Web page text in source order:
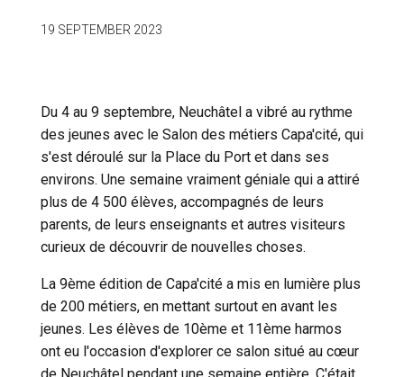
19 SEPTEMBER 2023
Du 4 au 9 septembre, Neuchâtel a vibré au rythme
des jeunes avec le Salon des métiers Capa'cité, qui
s'est déroulé sur la Place du Port et dans ses
environs. Une semaine vraiment géniale qui a attiré
plus de 4 500 élèves, accompagnés de leurs
parents, de leurs enseignants et autres visiteurs
curieux de découvrir de nouvelles choses.
La 9ème édition de Capa'cité a mis en lumière plus
de 200 métiers, en mettant surtout en avant les
jeunes. Les élèves de 10ème et 11ème harmos
ont eu l'occasion d'explorer ce salon situé au cœur